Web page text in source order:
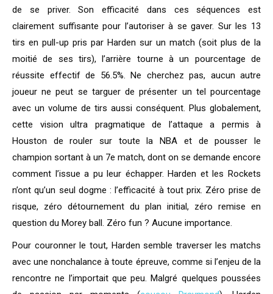
de se priver. Son efficacité dans ces séquences est
clairement suffisante pour l’autoriser à se gaver. Sur les 13
tirs en pull-up pris par Harden sur un match (soit plus de la
moitié de ses tirs), l’arrière tourne à un pourcentage de
réussite effectif de 56.5%. Ne cherchez pas, aucun autre
joueur ne peut se targuer de présenter un tel pourcentage
avec un volume de tirs aussi conséquent. Plus globalement,
cette vision ultra pragmatique de l’attaque a permis à
Houston de rouler sur toute la NBA et de pousser le
champion sortant à un 7e match, dont on se demande encore
comment l’issue a pu leur échapper. Harden et les Rockets
n’ont qu’un seul dogme : l’efficacité à tout prix. Zéro prise de
risque, zéro détournement du plan initial, zéro remise en
question du Morey ball. Zéro fun ? Aucune importance.
Pour couronner le tout, Harden semble traverser les matchs
avec une nonchalance à toute épreuve, comme si l’enjeu de la
rencontre ne l’importait que peu. Malgré quelques poussées